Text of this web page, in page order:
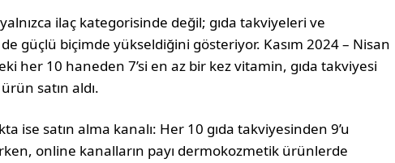
ilaç kategorisinde değil; gıda takviyeleri ve
güçlü biçimde yükseldiğini gösteriyor. Kasım 2024 – Nisan
her 10 haneden 7’si en az bir kez vitamin, gıda takviyesi
satın aldı.
ise satın alma kanalı: Her 10 gıda takviyesinden 9’u
online kanalların payı dermokozmetik ürünlerde